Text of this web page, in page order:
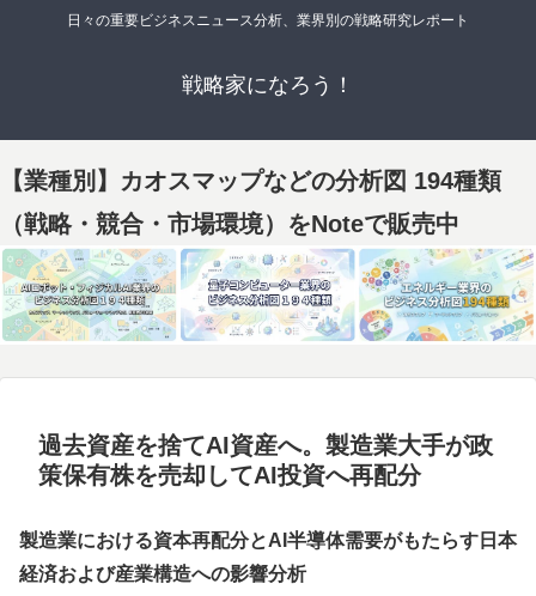
日々の重要ビジネスニュース分析、業界別の戦略研究レポート
戦略家になろう！
【業種別】カオスマップなどの分析図 194種類
（戦略・競合・市場環境）をNoteで販売中
過去資産を捨てAI資産へ。製造業大手が政
策保有株を売却してAI投資へ再配分
製造業における資本再配分とAI半導体需要がもたらす日本
経済および産業構造への影響分析